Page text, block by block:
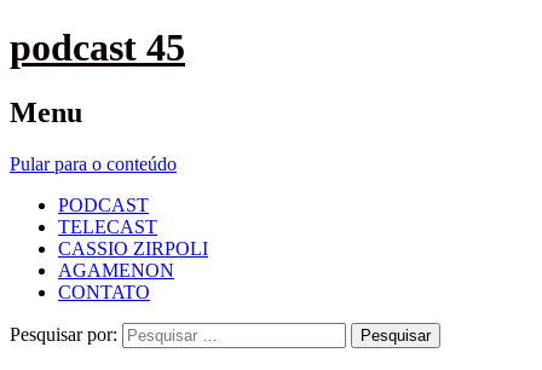
podcast 45
Menu
Pular para o conteúdo
PODCAST
TELECAST
CASSIO ZIRPOLI
AGAMENON
CONTATO
Pesquisar por: